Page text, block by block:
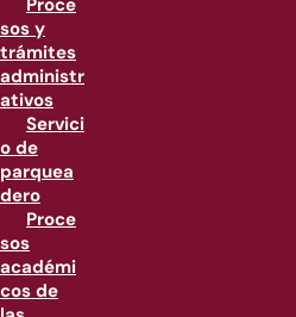
Proce
sos y
trámites
administr
ativos
Servici
o de
parquea
dero
Proce
sos
académi
cos de